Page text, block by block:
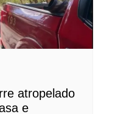
atropelado
e